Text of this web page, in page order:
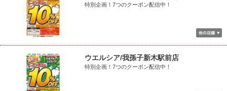
特別企画！7つのクーポン配信中！
ウエルシア/我孫子新木駅前店
特別企画！7つのクーポン配信中！